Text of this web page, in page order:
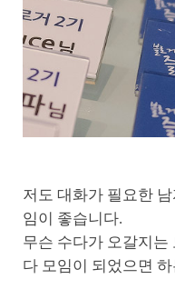
저도 대화가 필요한
임이 좋습니다.
무슨 수다가 오갈지는
다 모임이 되었으면